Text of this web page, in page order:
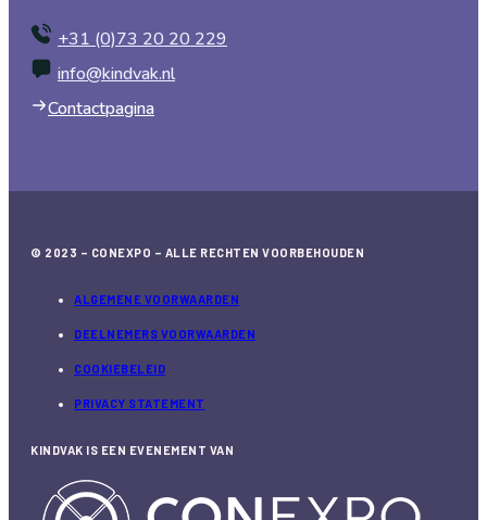
+31 (0)73 20 20 229
info@kindvak.nl
Contactpagina
© 2023 – CONEXPO – ALLE RECHTEN VOORBEHOUDEN
ALGEMENE VOORWAARDEN
DEELNEMERS VOORWAARDEN
COOKIEBELEID
PRIVACY STATEMENT
KINDVAK IS EEN EVENEMENT VAN